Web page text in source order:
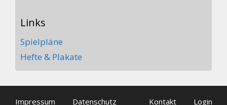
Links
Spielpläne
Hefte & Plakate
Impressum Datenschutz Kontakt Login